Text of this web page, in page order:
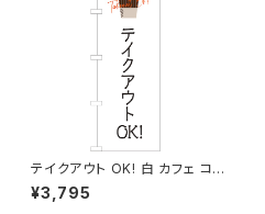
テイクアウト OK! 白 カフェ コ
ーヒー 2 のぼり旗
¥3,795